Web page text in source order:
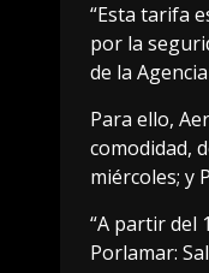
“Esta tarifa
por la
de la
Para ello,
comodidad,
miércoles; y
“A partir del
Porlamar: